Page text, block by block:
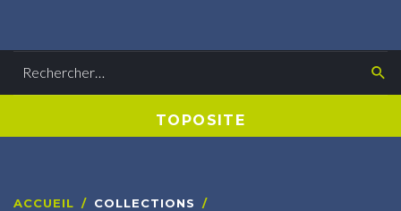
Rechercher
TO PO SIT E
ACCUEIL / COLLECTIONS
/